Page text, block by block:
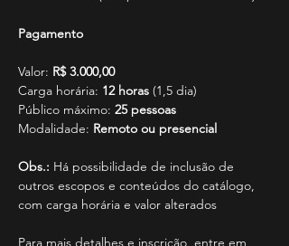
Pagamento
Valor: R$ 3.000,00
Carga horária: 12 horas (1,5 dia)
Público máximo: 25 pessoas
Modalidade: Remoto ou presencial
Obs.: Há possibilidade de inclusão de
outros escopos e conteúdos do catálogo,
com carga horária e valor alterados
Para mais detalhes e inscrição, entre em